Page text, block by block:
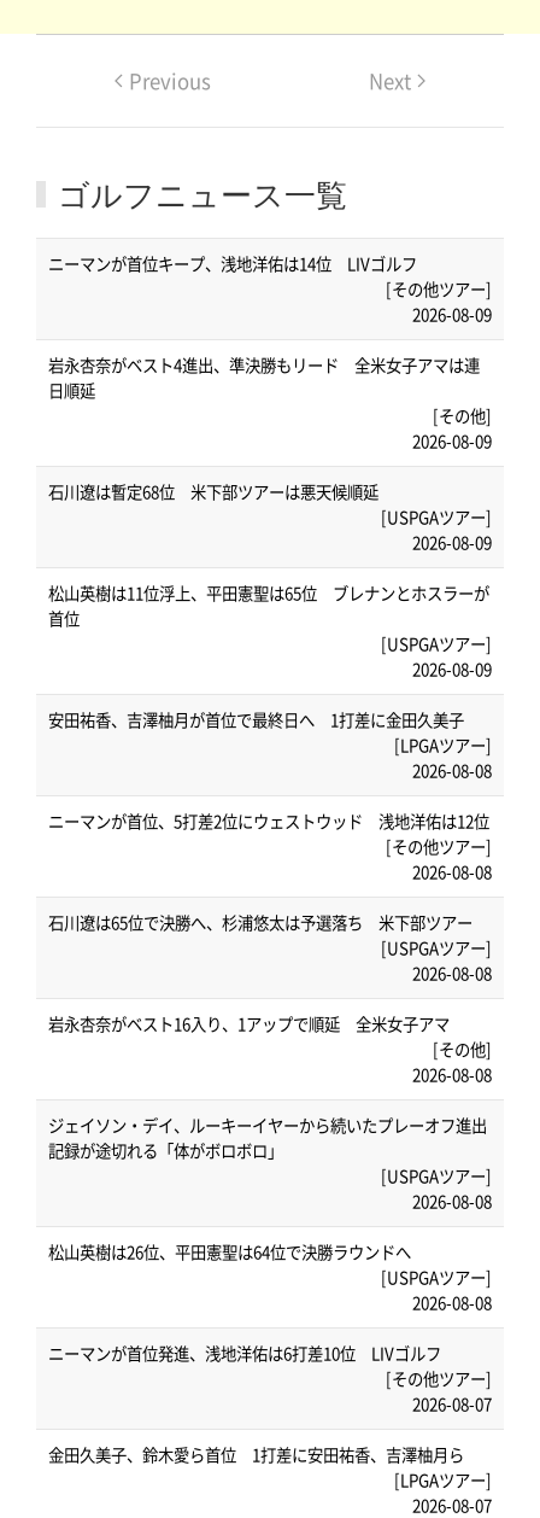
Previous Next
ゴルフニュース一覧
ニーマンが首位キープ、浅地洋佑は14位 LIVゴルフ
[その他ツアー]
2026-08-09
岩永杏奈がベスト4進出、準決勝もリード 全米女子アマは連
日順延
[その他]
2026-08-09
石川遼は暫定68位 米下部ツアーは悪天候順延
[USPGAツアー]
2026-08-09
松山英樹は11位浮上、平田憲聖は65位 ブレナンとホスラーが
首位
[USPGAツアー]
2026-08-09
安田祐香、吉澤柚月が首位で最終日へ 1打差に金田久美子
[LPGAツアー]
2026-08-08
ニーマンが首位、5打差2位にウェストウッド 浅地洋佑は12位
[その他ツアー]
2026-08-08
石川遼は65位で決勝へ、杉浦悠太は予選落ち 米下部ツアー
[USPGAツアー]
2026-08-08
岩永杏奈がベスト16入り、1アップで順延 全米女子アマ
[その他]
2026-08-08
ジェイソン・デイ、ルーキーイヤーから続いたプレーオフ進出
記録が途切れる「体がボロボロ」
[USPGAツアー]
2026-08-08
松山英樹は26位、平田憲聖は64位で決勝ラウンドへ
[USPGAツアー]
2026-08-08
ニーマンが首位発進、浅地洋佑は6打差10位 LIVゴルフ
[その他ツアー]
2026-08-07
金田久美子、鈴木愛ら首位 1打差に安田祐香、吉澤柚月ら
[LPGAツアー]
2026-08-07